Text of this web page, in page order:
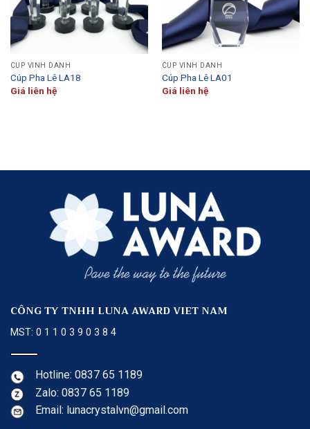
CÚP VINH DANH
Cúp Pha Lê LA18
Giá liên hệ
CÚP VINH DANH
Cúp Pha Lê LA01
Giá liên hệ
CÔNG TY TNHH LUNA AWARD VIET NAM
MST: 0 1 1 0 3 9 0 3 8 4
Hotline: 0837 65 1189
Zalo: 0837 65 1189
Email: lunacrystalvn@gmail.com